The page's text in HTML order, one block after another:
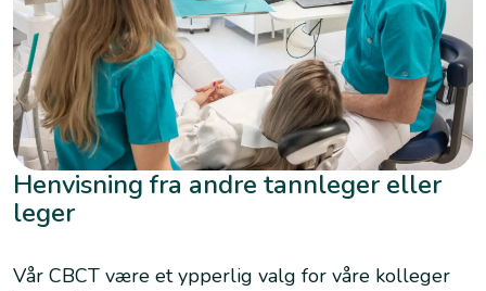
Henvisning fra andre tannleger eller
leger
Vår CBCT være et ypperlig valg for våre kolleger